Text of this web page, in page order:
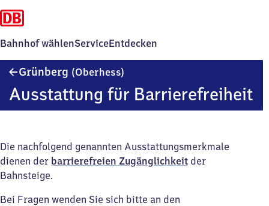
Bahnhof wählenServiceEntdecken
Grünberg (Oberhess)
Ausstattung für Barrierefreiheit
Die nachfolgend genannten Ausstattungsmerkmale
dienen der barrierefreien Zugänglichkeit der
Bahnsteige.
Bei Fragen wenden Sie sich bitte an den